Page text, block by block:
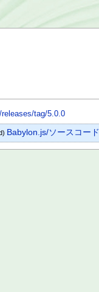
tag/5.0.0
Babylon.js/ソースコード